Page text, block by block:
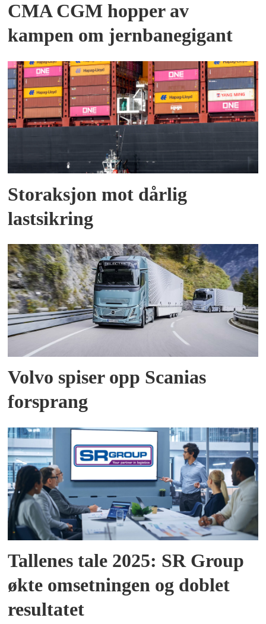
CMA CGM hopper av
kampen om jernbanegigant
Storaksjon mot dårlig
lastsikring
Volvo spiser opp Scanias
forsprang
Tallenes tale 2025: SR Group
økte omsetningen og doblet
resultatet